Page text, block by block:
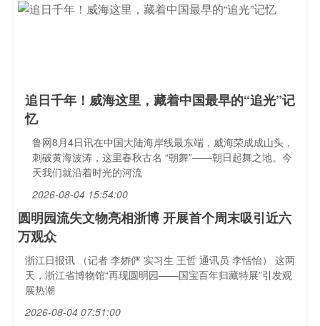
追日千年！威海这里，藏着中国最早的“追光”记
忆
鲁网8月4日讯在中国大陆海岸线最东端，威海荣成成山头，
刺破黄海波涛，这里春秋古名 “朝舞”——朝日起舞之地。今
天我们就沿着时光的河流
2026-08-04 15:54:00
圆明园流失文物亮相浙博 开展首个周末吸引近六
万观众
浙江日报讯 （记者 李娇俨 实习生 王哲 通讯员 李恬怡） 这两
天，浙江省博物馆“再现圆明园——国宝百年归藏特展”引发观
展热潮
2026-08-04 07:51:00